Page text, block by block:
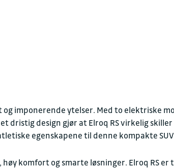
9403
og imponerende ytelser. Med to
dristig design gjør at Elroq RS virkelig
egenskapene til denne kompakte
høy komfort og smarte løsninger. Elroq RS